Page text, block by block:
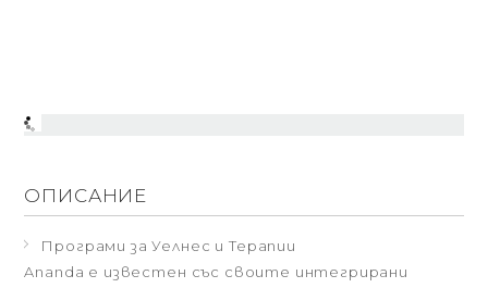
ОПИСАНИЕ
Програми за Уелнес и Терапии
Ananda е известен със своите интегрирани